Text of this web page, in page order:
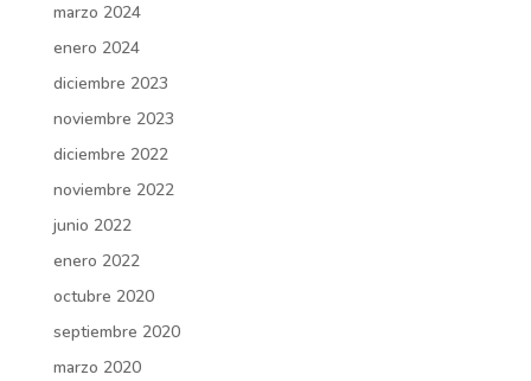
marzo 2024
enero 2024
diciembre 2023
noviembre 2023
diciembre 2022
noviembre 2022
junio 2022
enero 2022
octubre 2020
septiembre 2020
marzo 2020